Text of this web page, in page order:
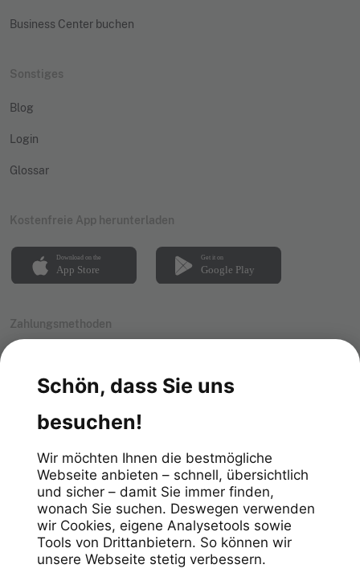
Business Center buchen
Sonstiges
Blog
Login
Glossar
Kostenfreie App herunterladen
Zahlungsmethoden
Impressum
Datenschutz
Allgemeine Geschäftsbedingungen
Meldekanal